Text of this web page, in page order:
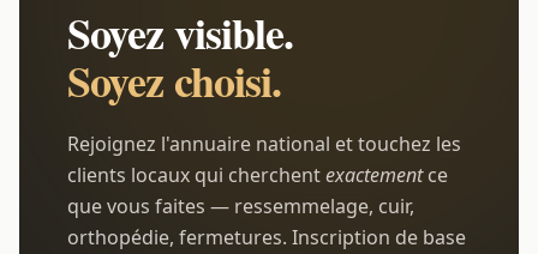
Soyez visible.
Soyez choisi.
Rejoignez l'annuaire national et touchez les
clients locaux qui cherchentexactementce
que vous faites — ressemmelage, cuir,
orthopédie, fermetures. Inscription de base